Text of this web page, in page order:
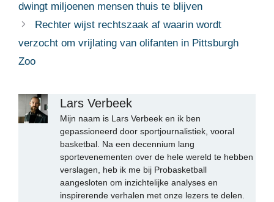
dwingt miljoenen mensen thuis te blijven
Rechter wijst rechtszaak af waarin wordt
verzocht om vrijlating van olifanten in Pittsburgh
Zoo
Lars Verbeek
Mijn naam is Lars Verbeek en ik ben
gepassioneerd door sportjournalistiek, vooral
basketbal. Na een decennium lang
sportevenementen over de hele wereld te hebben
verslagen, heb ik me bij Probasketball
aangesloten om inzichtelijke analyses en
inspirerende verhalen met onze lezers te delen.